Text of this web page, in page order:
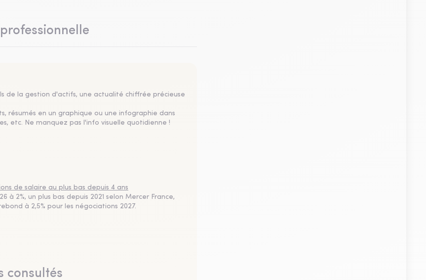
de la gestion d'actifs, une actualité chiffrée précieuse
résumés en un graphique ou une infographie dans
etc. Ne manquez pas l'info visuelle quotidienne !
de salaire au plus bas depuis 4 ans
à 2%, un plus bas depuis 2021 selon Mercer France,
à 2,5% pour les négociations 2027.
consultés